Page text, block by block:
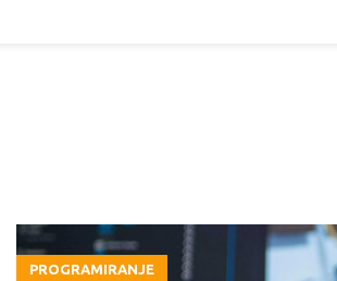
PROGRAMIRANJE